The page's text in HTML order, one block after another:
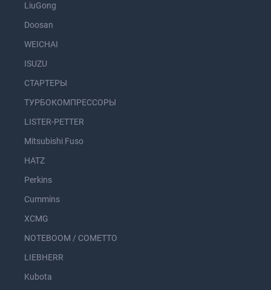
LiuGong
Doosan
WEICHAI
ISUZU
СТАРТЕРЫ
ТУРБОКОМПРЕССОРЫ
LISTER-PETTER
Mitsubishi Fuso
HATZ
Perkins
Cummins
XCMG
NOTEBOOM / COMETTO
LIEBHERR
Kubota